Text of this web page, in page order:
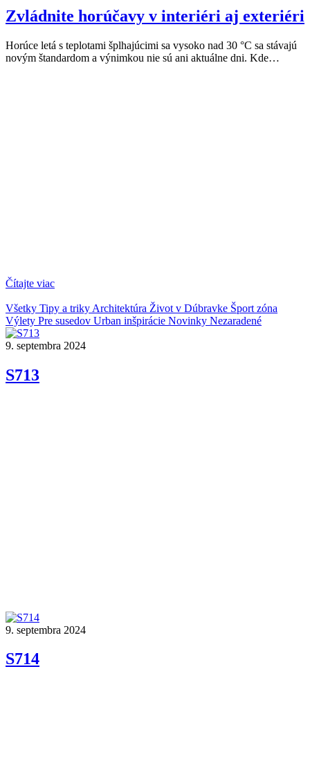
Zvládnite horúčavy v interiéri aj exteriéri
Horúce letá s teplotami šplhajúcimi sa vysoko nad 30 °C sa stávajú
novým štandardom a výnimkou nie sú ani aktuálne dni. Kde…
Čítajte viac
Všetky Tipy a triky Architektúra Život v Dúbravke Šport zóna
Výlety Pre susedov Urban inšpirácie Novinky Nezaradené
9. septembra 2024
S713
9. septembra 2024
S714